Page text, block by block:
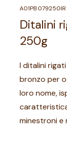
A01PB079250IR
Ditalini
250g
I ditalini
bronzo per
loro nome,
minestroni e